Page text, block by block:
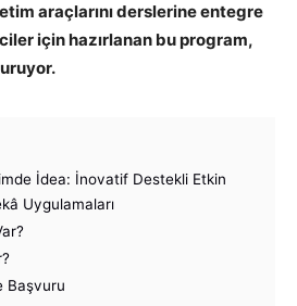
araçlarını derslerine entegre
için hazırlanan bu program,
İdea: İnovatif Destekli Etkin
Uygulamaları
Başvuru